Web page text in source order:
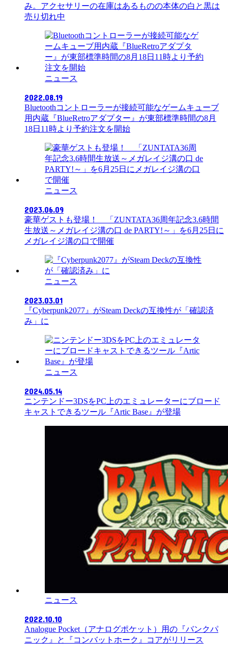
み。アクセサリーの在庫はあるものの本体の白と黒は
売り切れ中
ニュース
2022.08.19
Bluetoothコントローラーが接続可能なゲームキューブ
用内蔵『BlueRetroアダプター』が東部標準時間の8月
18日11時より予約注文を開始
ニュース
2023.06.09
豪華ゲストも登場！ 「ZUNTATA36周年記念3.6時間
生放送～メガレイジ溝の口 de PARTY!～」を6月25日に
メガレイジ溝の口で開催
ニュース
2023.03.01
『Cyberpunk2077』がSteam Deckの互換性が「確認済
み」に
ニュース
2024.05.14
ニンテンドー3DSをPC上のエミュレーターにブロード
キャストできるツール『Artic Base』が登場
ニュース
2022.10.10
Analogue Pocket（アナログポケット）用の『バンクパ
ニック』と『コンバットホーク』コアがリリース